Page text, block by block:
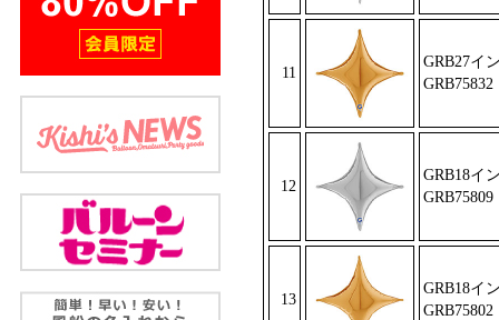
11
GRB27イ
GRB75832
12
GRB18イ
GRB75809
13
GRB18イ
GRB75802